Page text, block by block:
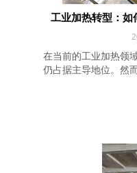
工业加热转型：如
在当前的工业加热领
仍占据主导地位。然